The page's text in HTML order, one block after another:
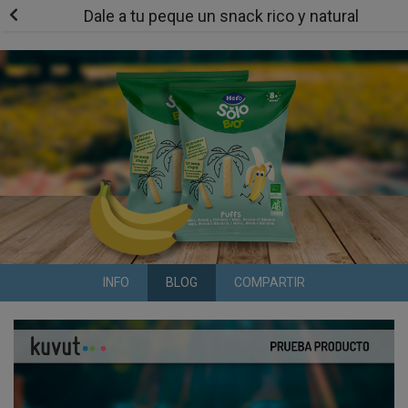
Dale a tu peque un snack rico y natural
INFO BLOG COMPARTIR